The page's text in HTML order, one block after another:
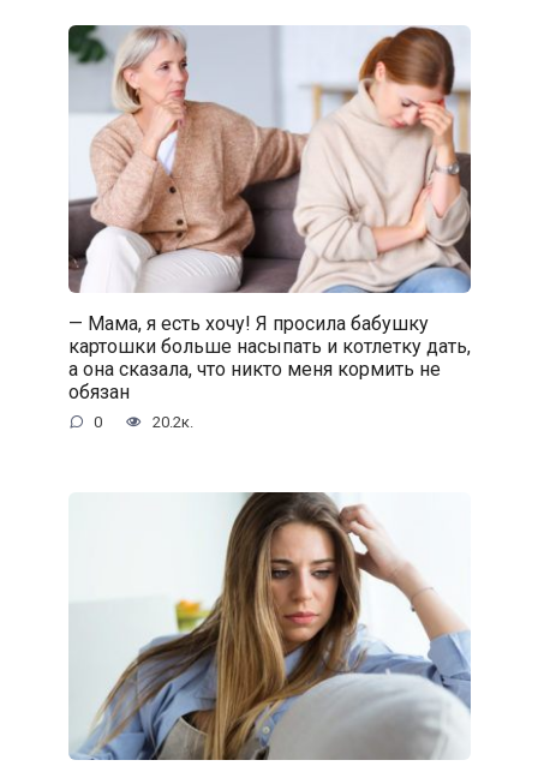
— Мама, я есть хочу! Я просила бабушку
картошки больше насыпать и котлетку дать,
а она сказала, что никто меня кормить не
обязан
0 20.2к.